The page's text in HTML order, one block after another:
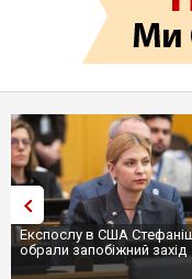
Експослу в США
обрали запобіжний захід